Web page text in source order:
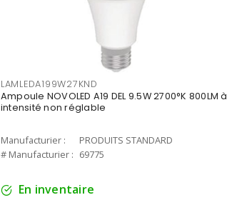
LAMLEDA199W27KND
Ampoule NOVOLED A19 DEL 9.5W 2700°K 800LM à
intensité non réglable
Manufacturier :
PRODUITS STANDARD
# Manufacturier : 69775
En inventaire